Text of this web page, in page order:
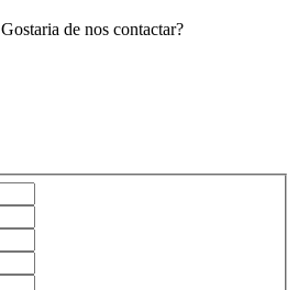
Gostaria de nos contactar?